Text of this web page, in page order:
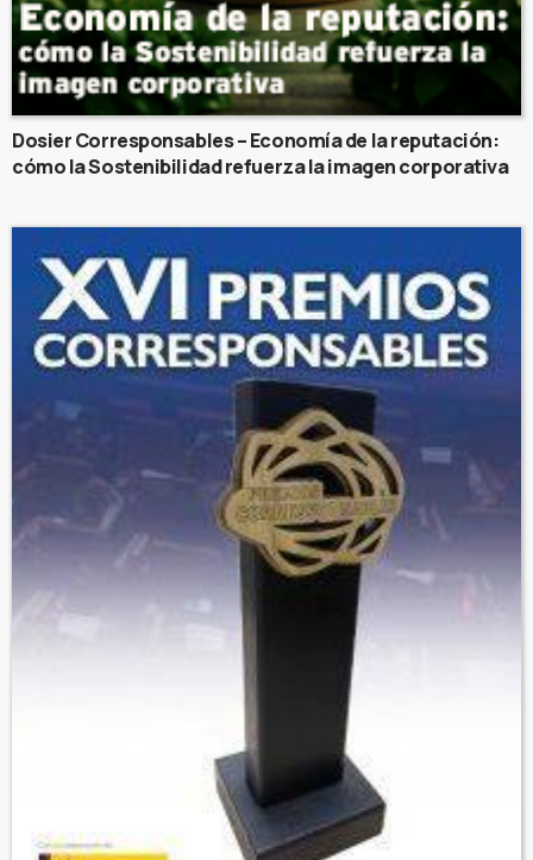
Dosier Corresponsables – Economía de la reputación:
cómo la Sostenibilidad refuerza la imagen corporativa